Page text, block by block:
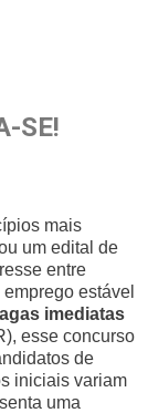
SE!
mais
um edital de
entre
estável
imediatas
esse concurso
de
iniciais variam
uma